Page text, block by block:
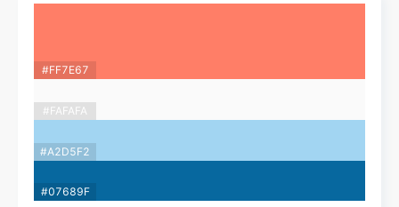
#FF7E67
#FAFAFA
#A2D5F2
#07689F